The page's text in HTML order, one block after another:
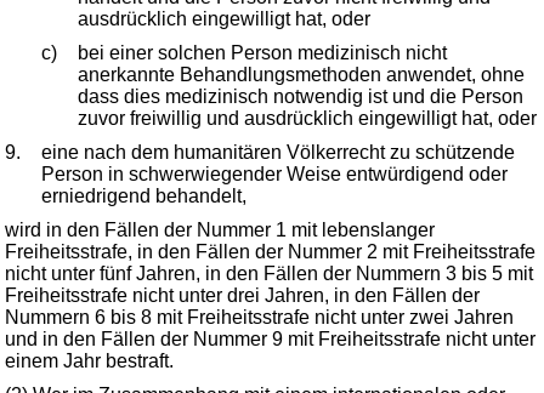
ausdrücklich eingewilligt hat, oder
c)
bei einer solchen Person medizinisch nicht
anerkannte Behandlungsmethoden anwendet, ohne
dass dies medizinisch notwendig ist und die Person
zuvor freiwillig und ausdrücklich eingewilligt hat, oder
9.
eine nach dem humanitären Völkerrecht zu schützende
Person in schwerwiegender Weise entwürdigend oder
erniedrigend behandelt,
wird in den Fällen der Nummer 1 mit lebenslanger
Freiheitsstrafe, in den Fällen der Nummer 2 mit Freiheitsstrafe
nicht unter fünf Jahren, in den Fällen der Nummern 3 bis 5 mit
Freiheitsstrafe nicht unter drei Jahren, in den Fällen der
Nummern 6 bis 8 mit Freiheitsstrafe nicht unter zwei Jahren
und in den Fällen der Nummer 9 mit Freiheitsstrafe nicht unter
einem Jahr bestraft.